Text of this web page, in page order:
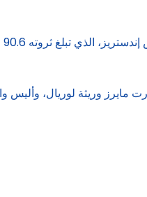
مايرز وريثة لوريال، وأليس